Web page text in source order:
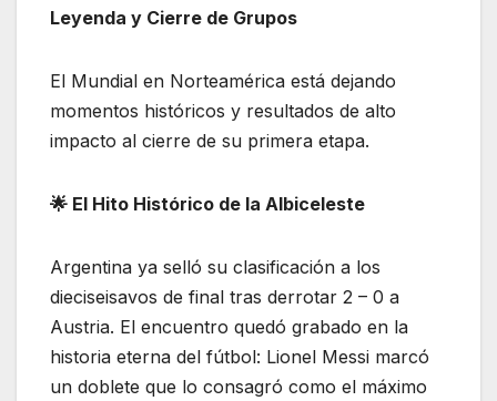
Leyenda y Cierre de Grupos
El Mundial en Norteamérica está dejando
momentos históricos y resultados de alto
impacto al cierre de su primera etapa.
​🌟 El Hito Histórico de la Albiceleste
​Argentina ya selló su clasificación a los
dieciseisavos de final tras derrotar 2 – 0 a
Austria. El encuentro quedó grabado en la
historia eterna del fútbol: Lionel Messi marcó
un doblete que lo consagró como el máximo